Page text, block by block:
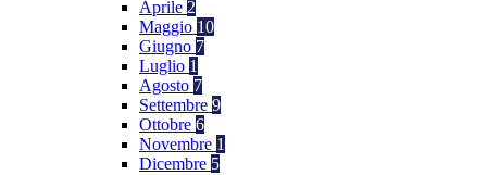
Aprile 2
Maggio 10
Giugno 7
Luglio 1
Agosto 7
Settembre 9
Ottobre 6
Novembre 1
Dicembre 5